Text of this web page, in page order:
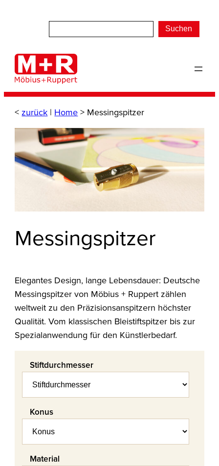
Suchen
< zurück | Home> Messingspitzer
Messingspitzer
Elegantes Design, lange Lebensdauer: Deutsche
Messingspitzer von Möbius + Ruppert zählen
weltweit zu den Präzisionsanspitzern höchster
Qualität. Vom klassischen Bleistiftspitzer bis zur
Spezialanwendung für den Künstlerbedarf.
Stiftdurchmesser
Konus
Material